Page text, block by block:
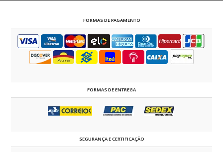
FORMAS DE PAGAMENTO
FORMAS DE ENTREGA
SEGURANÇA E CERTIFICAÇÃO